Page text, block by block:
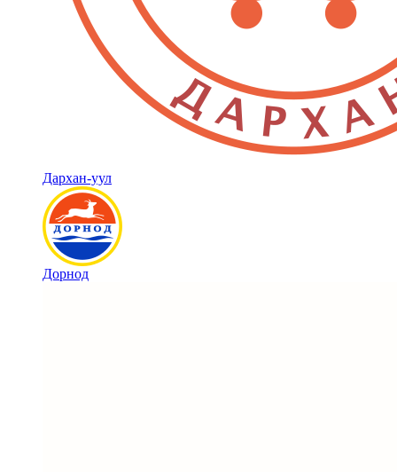
Дархан-уул
Дорнод